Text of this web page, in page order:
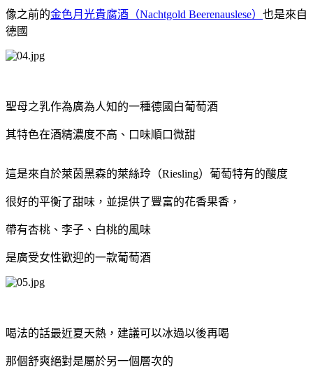
像之前的金色月光貴腐酒 （Nachtgold Beerenauslese） 也是來自
德國
聖母之乳作為廣為人知的一種德國白葡萄酒
其特色在酒精濃度不高、口味順口微甜
這是來自於萊茵黑森的萊絲玲（Riesling）葡萄特有的酸度
很好的平衡了甜味，並提供了豐富的花香果香，
帶有杏桃、李子、白桃的風味
是廣受女性歡迎的一款葡萄酒
喝法的話最近夏天熱，建議可以冰過以後再喝
那個舒爽絕對是屬於另一個層次的